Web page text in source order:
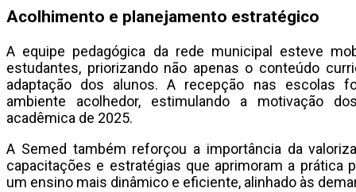
Acolhimento e planejamento estratégico
A equipe pedagógica da rede municipal esteve
estudantes, priorizando não apenas o conteúdo
adaptação dos alunos. A recepção nas escolas
ambiente acolhedor, estimulando a motivação
acadêmica de 2025.
A Semed também reforçou a importância da
capacitações e estratégias que aprimoram a prática
um ensino mais dinâmico e eficiente, alinhado às